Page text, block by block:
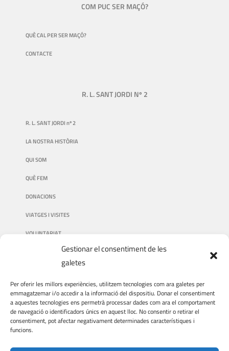
Gestionar el consentiment de les
galetes
Per oferir les millors experiències, utilitzem tecnologies com ara galetes per
emmagatzemar i/o accedir a la informació del dispositiu. Donar el consentiment
a aquestes tecnologies ens permetrà processar dades com ara el comportament
de navegació o identificadors únics en aquest lloc. No consentir o retirar el
consentiment, pot afectar negativament determinades característiques i
funcions.
COM PUC SER MAÇÓ?
QUÈ CAL PER SER MAÇÓ?
CONTACTE
R. L. SANT JORDI Nº 2
R. L. SANT JORDI nº 2
LA NOSTRA HISTÒRIA
QUI SOM
QUÈ FEM
DONACIONS
VIATGES I VISITES
VOLUNTARIAT
AVÍS LEGAL
POLÍTICA DE PRIVACITAT